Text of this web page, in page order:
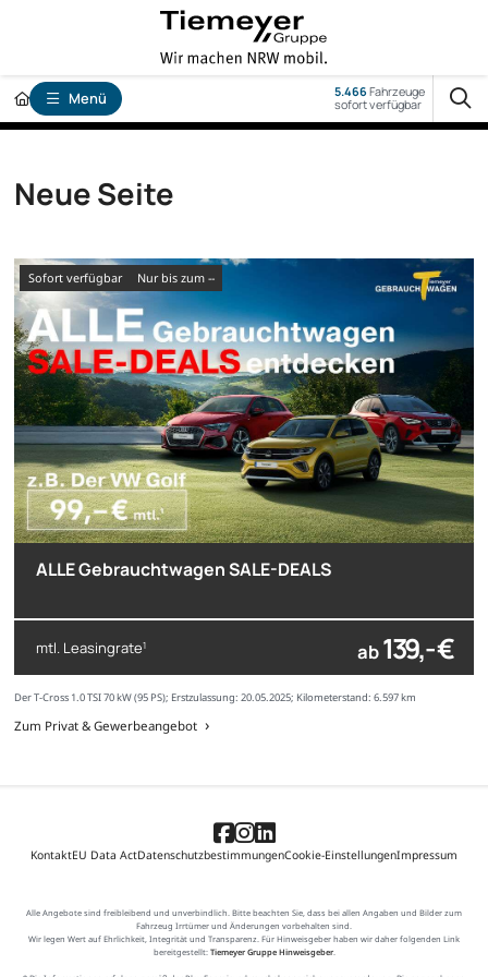
Menü 5.466Fahrzeuge
sofort verfügbar
Neue Seite
sofort verfügbar nur bis zum --
ALLE Gebrauchtwagen SALE-DEALS
mtl. Leasingrate1 ab139,- €
Der T-Cross 1.0 TSI 70 kW (95 PS); Erstzulassung: 20.05.2025; Kilometerstand: 6.597 km
Zum Privat & Gewerbeangebot
KontaktEU Data ActDatenschutzbestimmungenCookie-EinstellungenImpressum
Alle Angebote sind freibleibend und unverbindlich. Bitte beachten Sie, dass bei allen Angaben und Bilder zum
Fahrzeug Irrtümer und Änderungen vorbehalten sind.
Wir legen Wert auf Ehrlichkeit, Integrität und Transparenz. Für Hinweisgeber haben wir daher folgenden Link
bereitgestellt: Tiemeyer Gruppe Hinweisgeber.